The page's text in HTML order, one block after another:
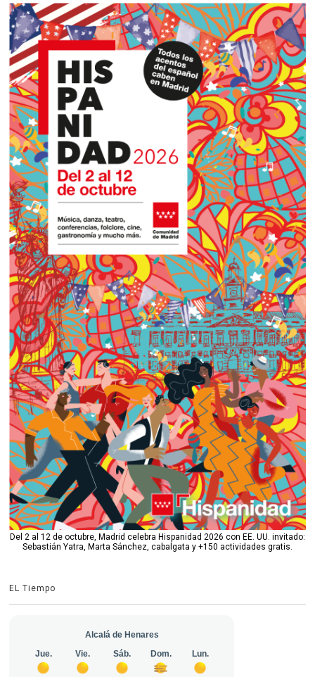
Del 2 al 12 de octubre, Madrid celebra Hispanidad 2026 con EE. UU. invitado:
Sebastián Yatra, Marta Sánchez, cabalgata y +150 actividades gratis.
EL Tiempo